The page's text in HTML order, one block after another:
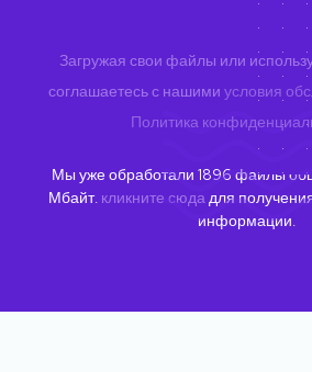
Загружая свои файлы или
соглашаетесь с нашими условия
Политика
Мы уже обработали 1896 файлы
Мбайт. кликните сюдадля
информации.